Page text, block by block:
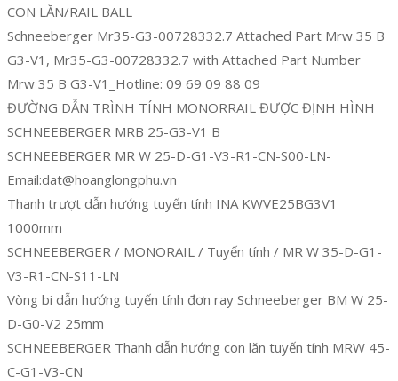
CON LĂN/RAIL BALL
Schneeberger Mr35-G3-00728332.7 Attached Part Mrw 35 B
G3-V1, Mr35-G3-00728332.7 with Attached Part Number
Mrw 35 B G3-V1_Hotline: 09 69 09 88 09
ĐƯỜNG DẪN TRÌNH TÍNH MONORRAIL ĐƯỢC ĐỊNH HÌNH
SCHNEEBERGER MRB 25-G3-V1 B
SCHNEEBERGER MR W 25-D-G1-V3-R1-CN-S00-LN-
Email:dat@hoanglongphu.vn
Thanh trượt dẫn hướng tuyến tính INA KWVE25BG3V1
1000mm
SCHNEEBERGER / MONORAIL / Tuyến tính / MR W 35-D-G1-
V3-R1-CN-S11-LN
Vòng bi dẫn hướng tuyến tính đơn ray Schneeberger BM W 25-
D-G0-V2 25mm
SCHNEEBERGER Thanh dẫn hướng con lăn tuyến tính MRW 45-
C-G1-V3-CN